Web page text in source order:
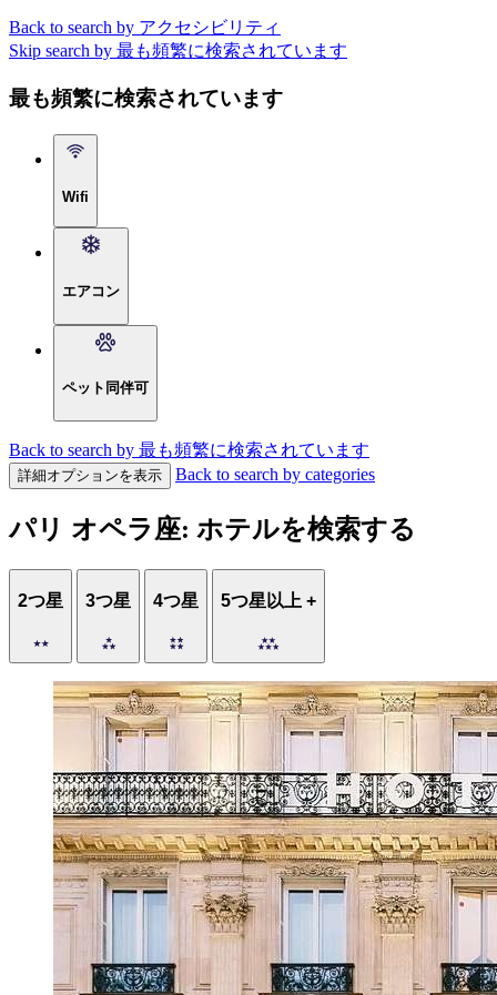
Back to search by アクセシビリティ
Skip search by 最も頻繁に検索されています
最も頻繁に検索されています
Wifi
エアコン
ペット同伴可
Back to search by 最も頻繁に検索されています
詳細オプションを表示 Back to search by categories
パリ オペラ座: ホテルを検索する
2つ星 3つ星 4つ星 5つ星以上 +